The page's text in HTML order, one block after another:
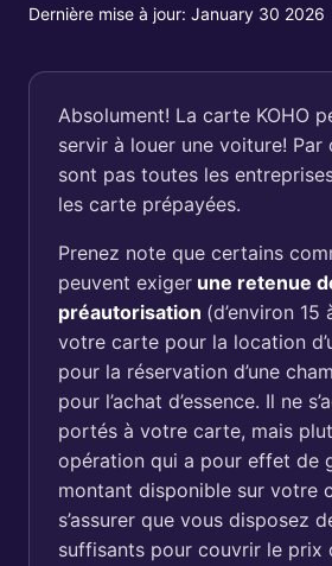
Dernière mise à jour: January 30 2026
Absolument! La carte KOHO
servir à louer une voiture! Par
sont pas toutes les
les carte prépayées.
Prenez note que certains
peuvent exiger une retenue
préautorisation (d’environ 15
votre carte pour la location
pour la réservation d’une
pour l’achat d’essence. Il ne
portés à votre carte, mais
opération qui a pour effet de
montant disponible sur votre
s’assurer que vous disposez
suffisants pour couvrir le prix